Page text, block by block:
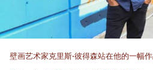
壁画艺术家克里斯·彼得森站在他的一幅作